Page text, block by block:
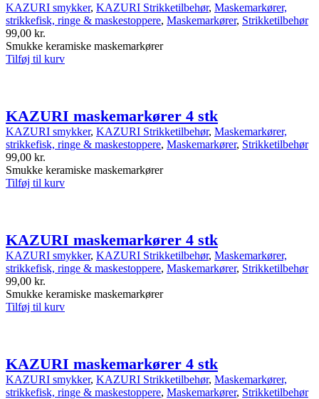
KAZURI smykker, KAZURI Strikketilbehør, Maskemarkører,
strikkefisk, ringe & maskestoppere, Maskemarkører, Strikketilbehør
99,00 kr.
Smukke keramiske maskemarkører
Tilføj til kurv
KAZURI maskemarkører 4 stk
KAZURI smykker, KAZURI Strikketilbehør, Maskemarkører,
strikkefisk, ringe & maskestoppere, Maskemarkører, Strikketilbehør
99,00 kr.
Smukke keramiske maskemarkører
Tilføj til kurv
KAZURI maskemarkører 4 stk
KAZURI smykker, KAZURI Strikketilbehør, Maskemarkører,
strikkefisk, ringe & maskestoppere, Maskemarkører, Strikketilbehør
99,00 kr.
Smukke keramiske maskemarkører
Tilføj til kurv
KAZURI maskemarkører 4 stk
KAZURI smykker, KAZURI Strikketilbehør, Maskemarkører,
strikkefisk, ringe & maskestoppere, Maskemarkører, Strikketilbehør